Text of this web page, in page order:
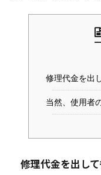
修理代金を出
当然、使用者
修理代金を出し